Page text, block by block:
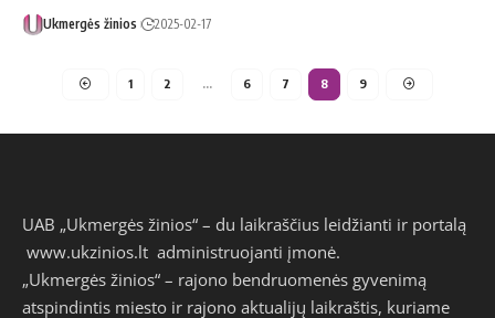
Ukmergės žinios 2025-02-17
1 2 … 6 7 8 9
UAB „Ukmergės žinios“ – du laikraščius leidžianti ir portalą
www.ukzinios.lt administruojanti įmonė.
„Ukmergės žinios“ – rajono bendruomenės gyvenimą
atspindintis miesto ir rajono aktualijų laikraštis, kuriame